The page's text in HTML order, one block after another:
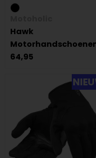
Hawk
64,95